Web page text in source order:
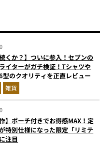
くか？】ついに参入！セブンの
イターがガチ検証！Tシャツや
型のクオリティを正直レビュー
雑貨
】ポーチ付きでお得感MAX！定
特別仕様になった限定「リミテ
注目